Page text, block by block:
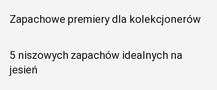
Zapachowe premiery dla kolekcjonerów
5 niszowych zapachów idealnych na
jesień